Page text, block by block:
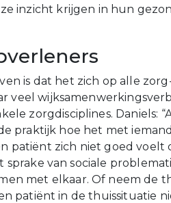
inzicht krijgen in hun
is dat het zich op alle
veel
zorgdisciplines. Daniels:
praktijk hoe het met
patiënt zich niet goed voelt
van sociale
met elkaar. Of neem de
patiënt in de thuissituatie